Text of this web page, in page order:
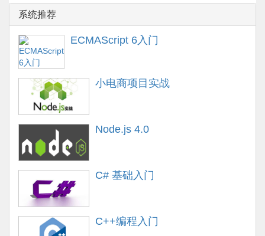
系统推荐
ECMAScript 6入门
小电商项目实战
Node.js 4.0
C# 基础入门
C++编程入门